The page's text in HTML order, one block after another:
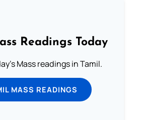
Readings Today
Mass readings in Tamil.
MASS READINGS